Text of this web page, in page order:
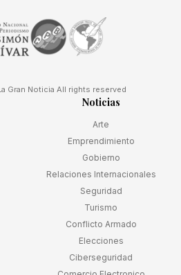
Gran Noticia All rights reserved
Noticias
Arte
Emprendimiento
Gobierno
Relaciones Internacionales
Seguridad
Turismo
Conflicto Armado
Elecciones
Ciberseguridad